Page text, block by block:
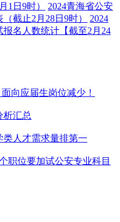
1日9时）
2024青海省公安
截止2月28日9时）
2024
名人数统计【截至2月24
向应届生岗位减少！
析汇总
类人才需求量排第一
职位要加试公安专业科目